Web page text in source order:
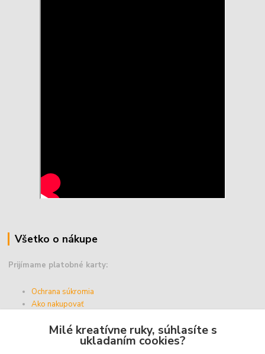
Všetko o nákupe
Prijímame platobné karty:
Ochrana súkromia
Ako nakupovať
Doprava a platba
Obchodné podmienky
Milé kreatívne ruky, súhlasíte s
ukladaním cookies?